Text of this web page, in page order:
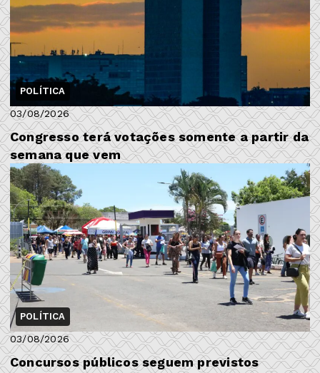
POLÍTICA
03/08/2026
Congresso terá votações somente a partir da
semana que vem
POLÍTICA
03/08/2026
Concursos públicos seguem previstos